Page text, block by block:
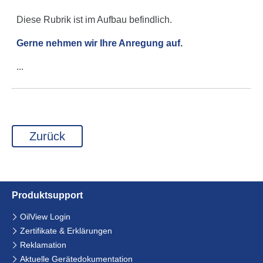
Diese Rubrik ist im Aufbau befind­lich.
Gerne nehmen wir Ihre Anregung auf.
...
Zurück
Produkt­support
Navi­
ga­
tion
über­
springen
OilView Login
Zerti­fi­kate & Erklä­rungen
Rekla­ma­tion
Aktuelle Gerä­te­do­ku­men­ta­tion